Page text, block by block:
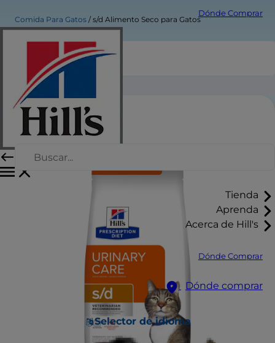
Dónde Comprar
Tienda
Aprenda
Acerca de Hill's
Dónde Comprar
Dónde comprar
Selector de idioma
Comida Para Gatos s/d Alimento Seco para Gatos
s/d Alimento Seco para Gatos